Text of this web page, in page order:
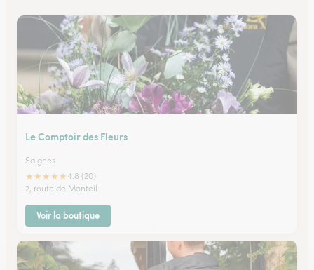
Le Comptoir des Fleurs
Saignes
★★★★★4.8 (20)
2, route de Monteil
Voir la boutique